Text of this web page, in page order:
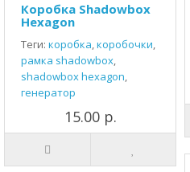
Коробка Shadowbox
Hexagon
Теги: коробка,коробочки,
рамка shadowbox,
shadowbox hexagon,
генератор
15.00 р.